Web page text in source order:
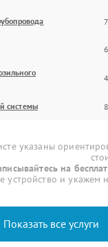
системы
указаны
на
и укажем
Показать все услуги